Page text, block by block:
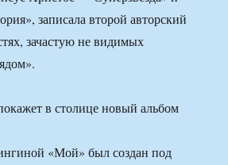
записала второй авторский
зачастую не видимых
«Мой» был создан под